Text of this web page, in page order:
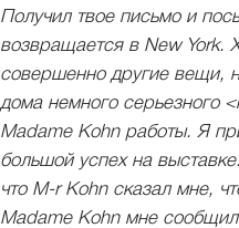
Получил твое письмо и
возвращается в New York.
совершенно другие вещи,
дома немного серьезного
Madame Kohn работы. Я
большой успех на
что M-r Kohn сказал мне,
Madame Kohn мне